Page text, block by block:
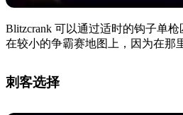
Blitzcrank 可以通过适时的钩子单
在较小的争霸赛地图上，因为在那
刺客选择